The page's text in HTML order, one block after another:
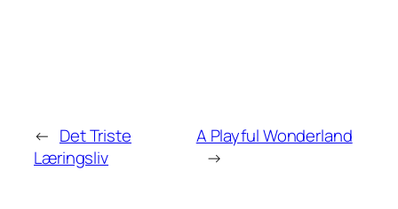
← Det Triste
Læringsliv
A Playful Wonderland
→